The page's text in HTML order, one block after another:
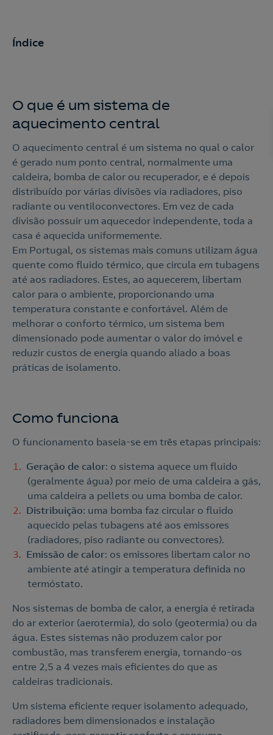
O que é um sistema de
aquecimento central
O aquecimento central é um sistema no qual o calor
é gerado num ponto central, normalmente uma
caldeira, bomba de calor ou recuperador, e é depois
distribuído por várias divisões via radiadores, piso
radiante ou ventiloconvectores. Em vez de cada
divisão possuir um aquecedor independente, toda a
casa é aquecida uniformemente.
Em Portugal, os sistemas mais comuns utilizam água
quente como fluido térmico, que circula em tubagens
até aos radiadores. Estes, ao aquecerem, libertam
calor para o ambiente, proporcionando uma
temperatura constante e confortável. Além de
melhorar o conforto térmico, um sistema bem
dimensionado pode aumentar o valor do imóvel e
reduzir custos de energia quando aliado a boas
práticas de isolamento.
Como funciona
O funcionamento baseia-se em três etapas principais:
Geração de calor: o sistema aquece um fluido
(geralmente água) por meio de uma caldeira a gás,
uma caldeira a pellets ou uma bomba de calor.
Distribuição: uma bomba faz circular o fluido
aquecido pelas tubagens até aos emissores
(radiadores, piso radiante ou convectores).
Emissão de calor: os emissores libertam calor no
ambiente até atingir a temperatura definida no
termóstato.
Nos sistemas de bomba de calor, a energia é retirada
do ar exterior (aerotermia), do solo (geotermia) ou da
água. Estes sistemas não produzem calor por
combustão, mas transferem energia, tornando-os
entre 2,5 a 4 vezes mais eficientes do que as
caldeiras tradicionais.
Um sistema eficiente requer isolamento adequado,
radiadores bem dimensionados e instalação
Índice